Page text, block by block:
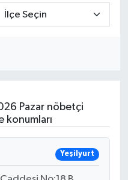
Pazar nöbetçi
konumları
Yeşilyurt